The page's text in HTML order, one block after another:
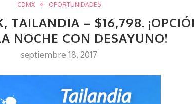
CDMX OPORTUNIDADES
TAILANDIA – $16,798.
NOCHE CON DESAYUNO!
septiembre 18, 2017